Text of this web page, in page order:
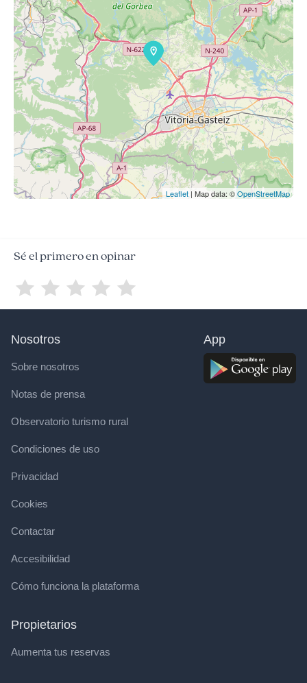
Leaflet | Map data: ©OpenStreetMap
Sé el primero en opinar
Nosotros
Sobre nosotros
Notas de prensa
Observatorio turismo rural
Condiciones de uso
Privacidad
Cookies
Contactar
Accesibilidad
Cómo funciona la plataforma
Propietarios
Aumenta tus reservas
App